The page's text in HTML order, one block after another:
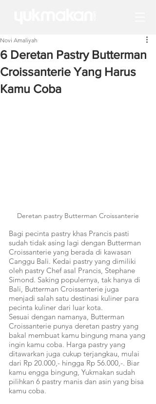
6 Deretan Pastry Butterman
Croissanterie Yang Harus
Kamu Coba
Novi Amaliyah
Deretan pastry Butterman Croissanterie
Bagi pecinta pastry khas Prancis pasti
sudah tidak asing lagi dengan Butterman
Croissanterie yang berada di kawasan
Canggu Bali. Kedai pastry yang dimiliki
oleh pastry Chef asal Prancis, Stephane
Simond. Saking populernya, tak hanya di
Bali, Butterman Croissanterie juga
menjadi salah satu destinasi kuliner para
pecinta kuliner dari luar kota.
Sesuai dengan namanya, Butterman
Croissanterie punya deretan pastry yang
bakal membuat kamu bingung mana yang
ingin kamu coba. Harga pastry yang
ditawarkan juga cukup terjangkau, mulai
dari Rp 20.000,- hingga Rp 56.000,-. Biar
kamu engga bingung, Yukmakan sudah
pilihkan 6 pastry manis dan asin yang bisa
kamu coba.